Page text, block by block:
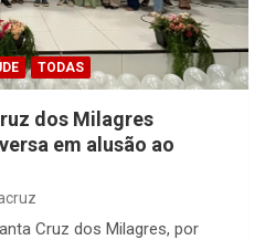
TODAS
dos Milagres
em alusão ao
Cruz dos Milagres, por